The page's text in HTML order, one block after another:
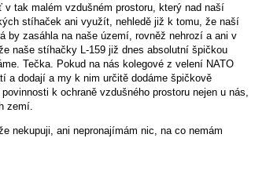
tak malém vzdušném prostoru, který nad naší
stíhaček ani využít, nehledě již k tomu, že naší
by zasáhla na naše území, rovněž nehrozí a ani v
naše stíhačky L-159 již dnes absolutní špičkou
Tečka. Pokud na nás kolegové z velení NATO
a dodají a my k nim určitě dodáme špičkově
k ochraně vzdušného prostoru nejen u nás,
zemí.
nekupuji, ani nepronajímám nic, na co nemám